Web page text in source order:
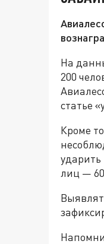
На
200
статье
Кроме
лиц —